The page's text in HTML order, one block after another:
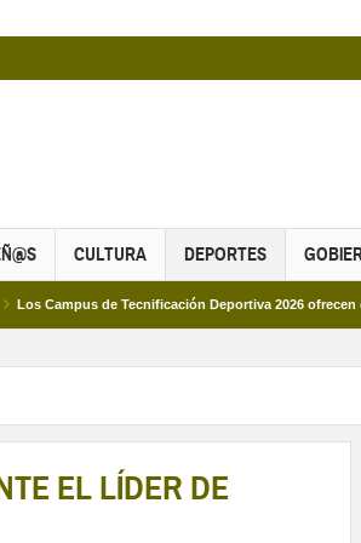
CULTURA DEPORTES
Tecnificación Deportiva 2026 ofrecen cuatro
EL LÍDER DE